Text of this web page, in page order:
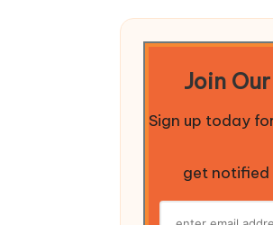
Join
Sign up today
get notified